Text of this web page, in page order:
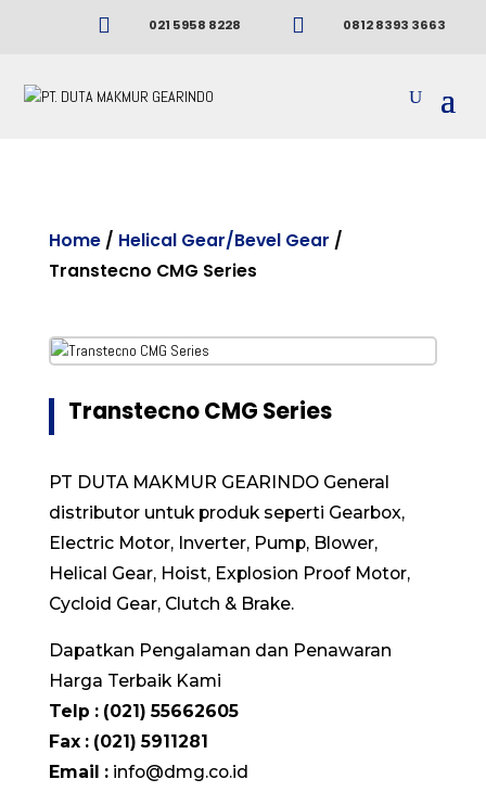
 021 5958 8228  0812 8393 3663
Home/ Helical Gear/Bevel Gear /
Transtecno CMG Series
Transtecno CMG Series
PT DUTA MAKMUR GEARINDO General
distributor untuk produk seperti Gearbox,
Electric Motor, Inverter, Pump, Blower,
Helical Gear, Hoist, Explosion Proof Motor,
Cycloid Gear, Clutch & Brake.
Dapatkan Pengalaman dan Penawaran
Harga Terbaik Kami
Telp : (021) 55662605
Fax : (021) 5911281
Email : info@dmg.co.id